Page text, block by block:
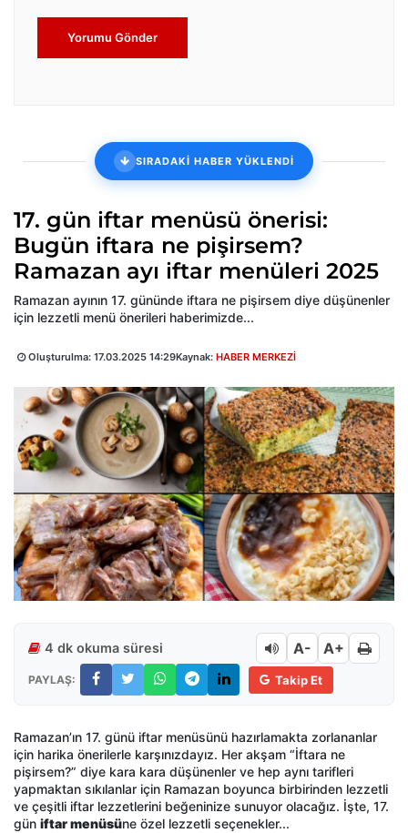
Yorumu Gönder
SIRADAKİ HABER YÜKLENDİ
17. gün iftar menüsü önerisi:
Bugün iftara ne pişirsem?
Ramazan ayı iftar menüleri 2025
Ramazan ayının 17. gününde iftara ne pişirsem diye düşünenler
için lezzetli menü önerileri haberimizde...
Oluşturulma: 17.03.2025 14:29Kaynak: HABER MERKEZİ
4 dk okuma süresi A- A+
PAYLAŞ: Takip Et
Ramazan’ın 17. günü iftar menüsünü hazırlamakta zorlananlar
için harika önerilerle karşınızdayız. Her akşam “İftara ne
pişirsem?” diye kara kara düşünenler ve hep aynı tarifleri
yapmaktan sıkılanlar için Ramazan boyunca birbirinden lezzetli
ve çeşitli iftar lezzetlerini beğeninize sunuyor olacağız. İşte, 17.
gün iftar menüsüne özel lezzetli seçenekler...